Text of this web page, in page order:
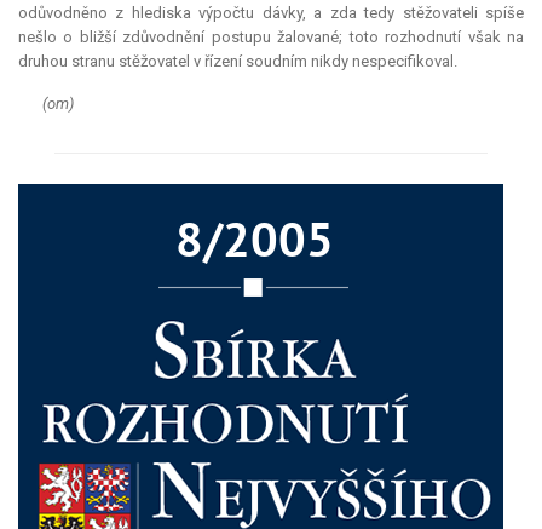
odůvodněno z hlediska výpočtu dávky, a zda tedy stěžovateli spíše
nešlo o bližší zdůvodnění postupu žalované; toto rozhodnutí však na
druhou stranu stěžovatel v řízení soudním nikdy nespecifikoval.
(om)